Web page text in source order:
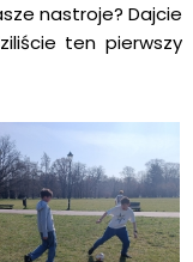
nastroje? Dajcie
ten pierwszy